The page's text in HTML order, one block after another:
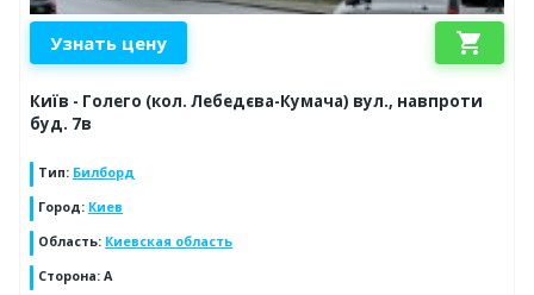
Узнать цену shopping_cart
Київ - Голего (кол. Лебедєва-Кумача) вул., навпроти
буд. 7в
Тип: Билборд
Город: Киев
Область: Киевская область
Сторона: А